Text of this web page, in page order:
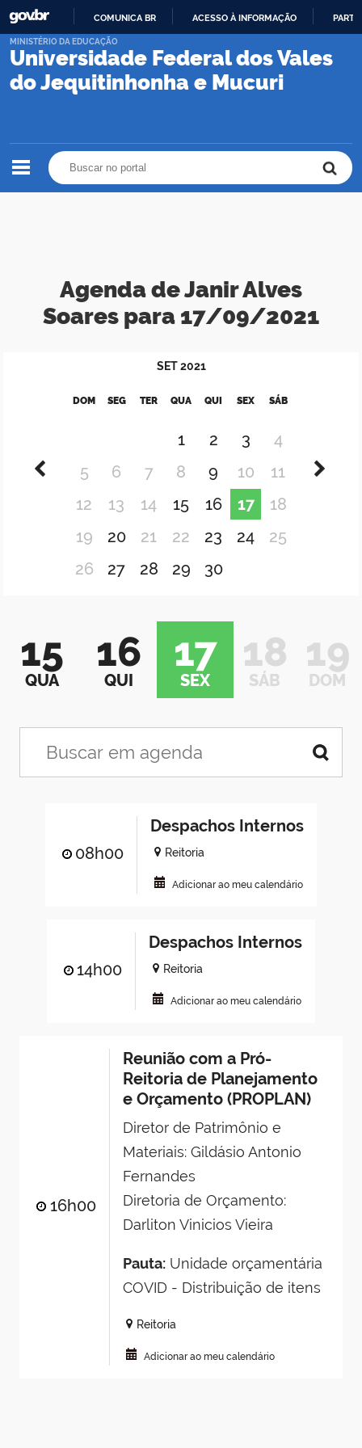
PARA
CONTEÚDO
COMUNICA BR ACESSO À INFORMAÇÃO
Universidade Federal dos Vales
do Jequitinhonha e Mucuri
MINISTÉRIO DA EDUCAÇÃO
Agenda de Janir Alves
Soares para 17/09/2021
SET 2021
DOM SEG TER QUA QUI SEX SÁB
1 2 3
4
5
6 7 8 9 10
11
12
13 14 15 16 17
18
19
20 21 22 23 24
25
26
27 28 29 30
15
QUA
16
QUI
17
SEX
18
SÁB
19
DOM
08h00
Despachos Internos
Reitoria
Adicionar ao meu calendário
14h00
Despachos Internos
Reitoria
Adicionar ao meu calendário
16h00
Reunião com a Pró-
Reitoria de Planejamento
e Orçamento (PROPLAN)
Diretor de Patrimônio e
Materiais: Gildásio Antonio
Fernandes
Diretoria de Orçamento:
Darliton Vinicios Vieira
Pauta:Unidade orçamentária
COVID - Distribuição de itens
Reitoria
Adicionar ao meu calendário